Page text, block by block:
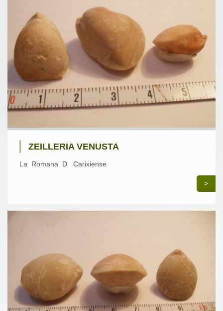
ZEILLERIA VENUSTA
La Romana D Carixiense
>